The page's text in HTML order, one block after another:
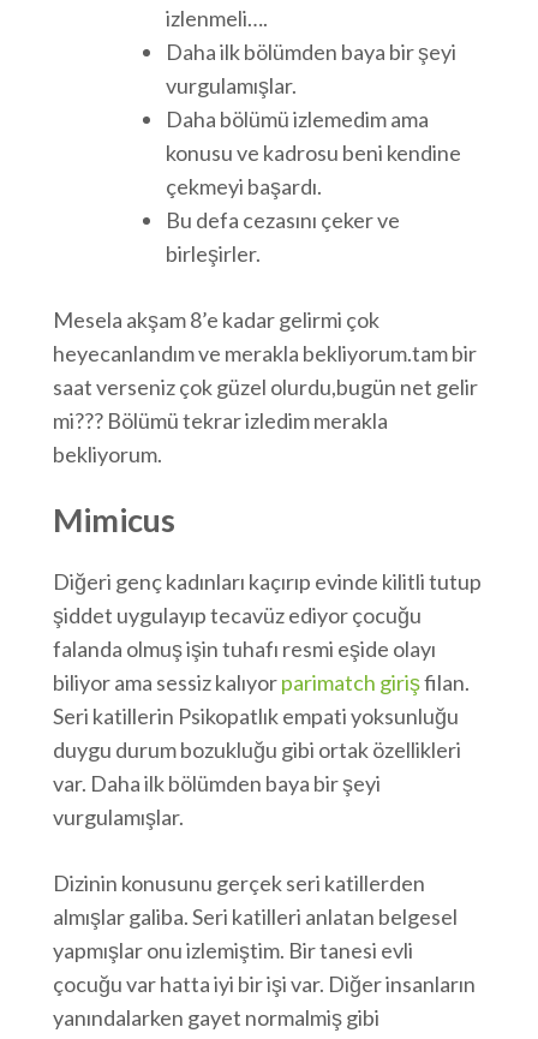
izlenmeli….
Daha ilk bölümden baya bir şeyi
vurgulamışlar.
Daha bölümü izlemedim ama
konusu ve kadrosu beni kendine
çekmeyi başardı.
Bu defa cezasını çeker ve
birleşirler.
Mesela akşam 8’e kadar gelirmi çok
heyecanlandım ve merakla bekliyorum.tam bir
saat verseniz çok güzel olurdu,bugün net gelir
mi??? Bölümü tekrar izledim merakla
bekliyorum.
Mimicus
Diğeri genç kadınları kaçırıp evinde kilitli tutup
şiddet uygulayıp tecavüz ediyor çocuğu
falanda olmuş işin tuhafı resmi eşide olayı
biliyor ama sessiz kalıyorparimatch girişfilan.
Seri katillerin Psikopatlık empati yoksunluğu
duygu durum bozukluğu gibi ortak özellikleri
var. Daha ilk bölümden baya bir şeyi
vurgulamışlar.
Dizinin konusunu gerçek seri katillerden
almışlar galiba. Seri katilleri anlatan belgesel
yapmışlar onu izlemiştim. Bir tanesi evli
çocuğu var hatta iyi bir işi var. Diğer insanların
yanındalarken gayet normalmiş gibi